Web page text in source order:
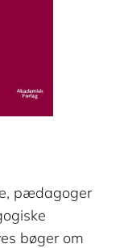
pædagoger
bøger om